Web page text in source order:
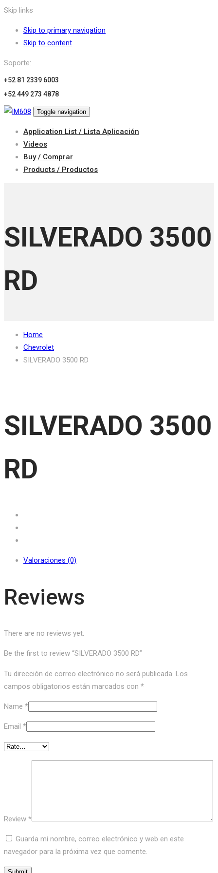
Skip links
Skip to primary navigation
Skip to content
Soporte:
+52 81 2339 6003
+52 449 273 4878
Toggle navigation
Application List / Lista Aplicación
Videos
Buy / Comprar
Products / Productos
SILVERADO 3500
RD
Home
Chevrolet
SILVERADO 3500 RD
SILVERADO 3500
RD
Valoraciones (0)
Reviews
There are no reviews yet.
Be the first to review “SILVERADO 3500 RD”
Tu dirección de correo electrónico no será publicada. Los
campos obligatorios están marcados con *
Name *
Email *
Review *
Guarda mi nombre, correo electrónico y web en este
navegador para la próxima vez que comente.